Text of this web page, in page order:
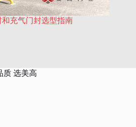
充气门封选型指南
质 选美高